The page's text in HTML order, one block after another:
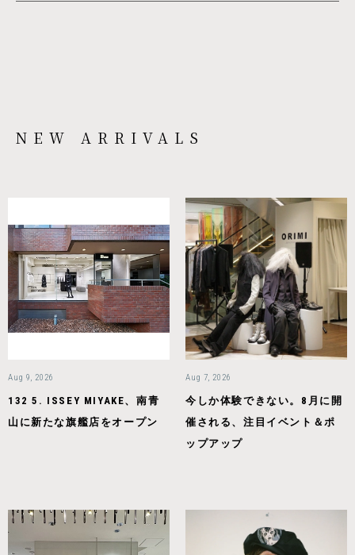
NEW ARRIVALS
Aug 9, 2026
132 5. ISSEY MIYAKE、南青
山に新たな旗艦店をオープン
Aug 7, 2026
今しか体験できない。8月に開
催される、注目イベント＆ポ
ップアップ